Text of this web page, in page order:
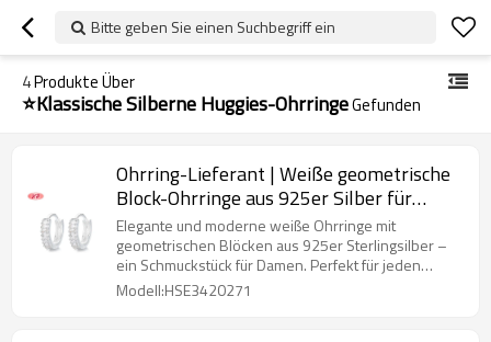
Bitte geben Sie einen Suchbegriff ein
4Produkte Über
⭐Klassische Silberne Huggies-OhrringeGefunden
Ohrring-Lieferant | Weiße geometrische
Block-Ohrringe aus 925er Silber für
Damen | Huggies-Ohrringe
Elegante und moderne weiße Ohrringe mit
geometrischen Blöcken aus 925er Sterlingsilber –
ein Schmuckstück für Damen. Perfekt für jeden
Anlass!
Modell:HSE3420271